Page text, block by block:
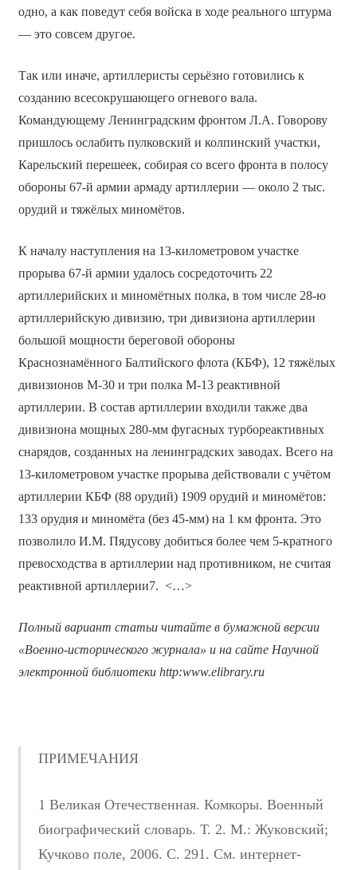
одно, а как поведут себя войска в ходе реального штурма
— это совсем другое.
Так или иначе, артиллеристы серьёзно готовились к
созданию всесокрушающего огневого вала.
Командующему Ленинградским фронтом Л.А. Говорову
пришлось ослабить пулковский и колпинский участки,
Карельский перешеек, собирая со всего фронта в полосу
обороны 67-й армии армаду артиллерии — около 2 тыс.
орудий и тяжёлых миномётов.
К началу наступления на 13-километровом участке
прорыва 67-й армии удалось сосредоточить 22
артиллерийских и миномётных полка, в том числе 28-ю
артиллерийскую дивизию, три дивизиона артиллерии
большой мощности береговой обороны
Краснознамённого Балтийского флота (КБФ), 12 тяжёлых
дивизионов М-30 и три полка М-13 реактивной
артиллерии. В состав артиллерии входили также два
дивизиона мощных 280-мм фугасных турбореактивных
снарядов, созданных на ленинградских заводах. Всего на
13-километровом участке прорыва действовали с учётом
артиллерии КБФ (88 орудий) 1909 орудий и миномётов:
133 орудия и миномёта (без 45-мм) на 1 км фронта. Это
позволило И.М. Пядусову добиться более чем 5-кратного
превосходства в артиллерии над противником, не считая
реактивной артиллерии7. <…>
Полный вариант статьи читайте в бумажной версии
«Военно-исторического журнала» и на сайте Научной
электронной библиотеки http:www.elibrary.ru
ПРИМЕЧАНИЯ
1 Великая Отечественная. Комкоры. Военный
биографический словарь. Т. 2. М.: Жуковский;
Кучково поле, 2006. С. 291. См. интернет-